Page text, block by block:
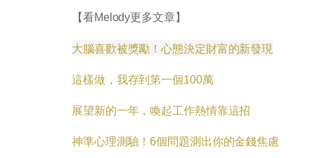
【看Melody更多文章】
大腦喜歡被獎勵！心態決定財富的新發現
這樣做，我存到第一個100萬
展望新的一年，喚起工作熱情靠這招
神準心理測驗！6個問題測出你的金錢焦慮